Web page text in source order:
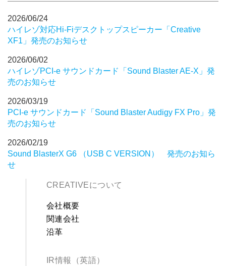
2026/06/24
ハイレゾ対応Hi-Fiデスクトップスピーカー「Creative
XF1」発売のお知らせ
2026/06/02
ハイレゾPCI-e サウンドカード「Sound Blaster AE-X」発
売のお知らせ
2026/03/19
PCI-e サウンドカード「Sound Blaster Audigy FX Pro」発
売のお知らせ
2026/02/19
Sound BlasterX G6 （USB C VERSION） 発売のお知ら
せ
CREATIVEについて
会社概要
関連会社
沿革
IR情報（英語）